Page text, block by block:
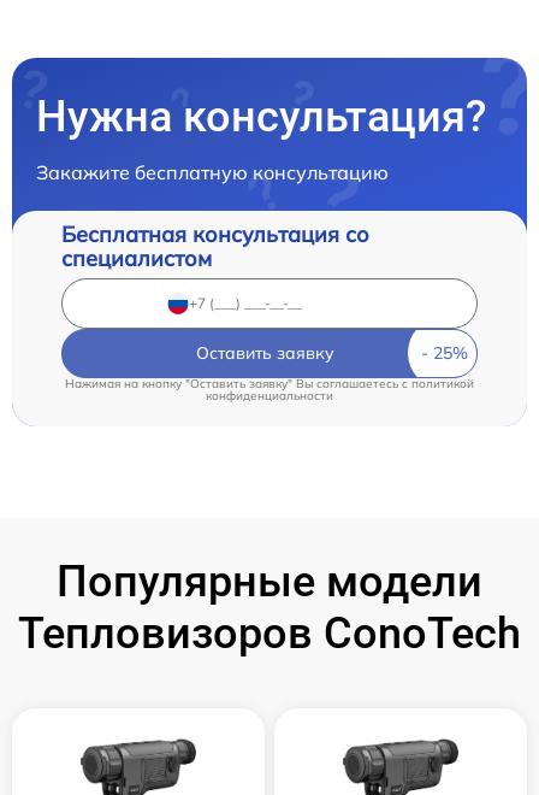
Нужна консультация?
Закажите бесплатную консультацию
Бесплатная консультация со
специалистом
Оставить заявку
Нажимая на кнопку "Оставить заявку" Вы соглашаетесь cполитикой
конфиденциальности
Популярные модели
Тепловизоров ConoTech